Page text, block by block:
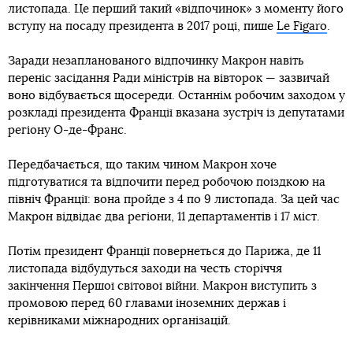
листопада. Це перший такий «відпочинок» з моменту його
вступу на посаду президента в 2017 році, пише Le Figaro.
Заради незапланованого відпочинку Макрон навіть
переніс засідання Ради міністрів на вівторок — зазвичай
воно відбувається щосереди. Останнім робочим заходом у
розкладі президента Франції вказана зустріч із депутатами
регіону О-де-Франс.
Передбачається, що таким чином Макрон хоче
підготуватися та відпочити перед робочою поїздкою на
північ Франції: вона пройде з 4 по 9 листопада. За цей час
Макрон відвідає два регіони, 11 департаментів і 17 міст.
Потім президент Франції повернеться до Парижа, де 11
листопада відбудуться заходи на честь сторіччя
закінчення Першої світової війни. Макрон виступить з
промовою перед 60 главами іноземних держав і
керівниками міжнародних організацій.